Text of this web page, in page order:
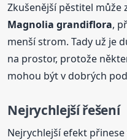
Zkušenější pěstitel
Magnolia grandiflora,
menší strom. Tady už je
na prostor, protože
mohou být v dobrých
Nejrychlejší řešení
Nejrychlejší efekt